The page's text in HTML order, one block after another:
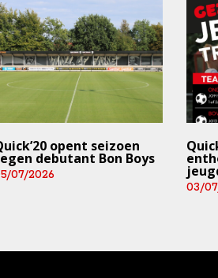
opent seizoen
debutant Bon Boys
07/2026
03/